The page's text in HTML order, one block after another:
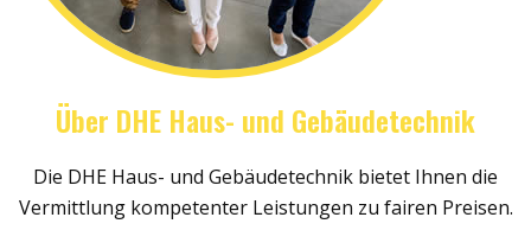
Über DHE Haus- und Gebäudetechnik
Die DHE Haus- und Gebäudetechnik bietet Ihnen die
Vermittlung kompetenter Leistungen zu fairen Preisen.